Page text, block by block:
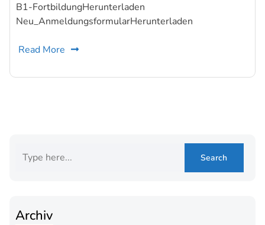
B1-FortbildungHerunterladen
Neu_AnmeldungsformularHerunterladen
Read More
Archiv